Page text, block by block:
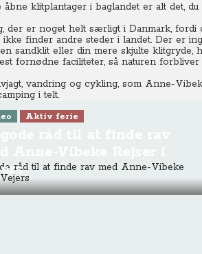
klitplantager i baglandet er alt det, du
der er noget helt særligt i Danmark, fordi
finder andre steder i landet. Der er
sandklit eller din mere skjulte klitgryde,
fornødne faciliteter, så naturen forbliver
vandring og cykling, som Anne-
i telt.
Aktiv ferie
råd til at finde rav